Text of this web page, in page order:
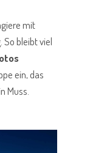
mit
So bleibt viel
ein, das
Muss.